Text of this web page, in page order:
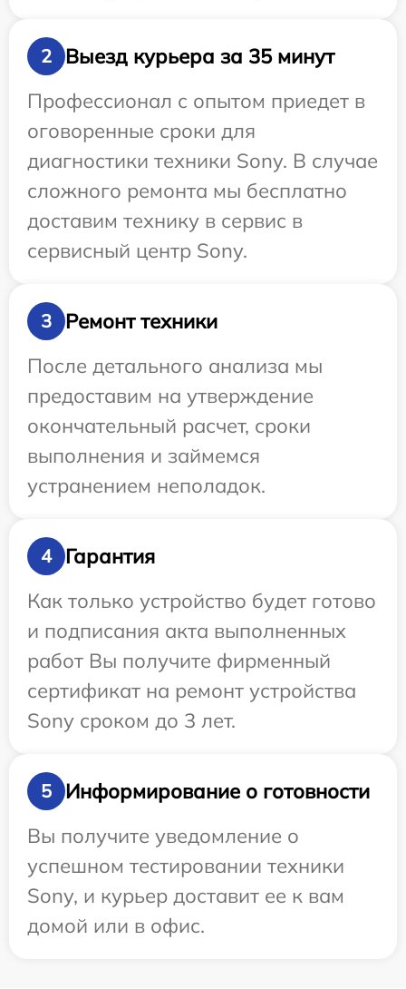
2
Выезд курьера за 35 минут
Профессионал с опытом приедет в
оговоренные сроки для
диагностики техники Sony. В случае
сложного ремонта мы бесплатно
доставим технику в сервис в
сервисный центр Sony.
3
Ремонт техники
После детального анализа мы
предоставим на утверждение
окончательный расчет, сроки
выполнения и займемся
устранением неполадок.
4
Гарантия
Как только устройство будет готово
и подписания акта выполненных
работ Вы получите фирменный
сертификат на ремонт устройства
Sony сроком до 3 лет.
5
Информирование о готовности
Вы получите уведомление о
успешном тестировании техники
Sony, и курьер доставит ее к вам
домой или в офис.